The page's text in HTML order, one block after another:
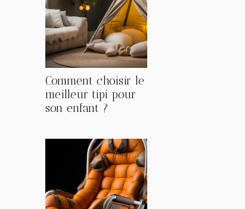
Comment choisir le
meilleur tipi pour
son enfant ?